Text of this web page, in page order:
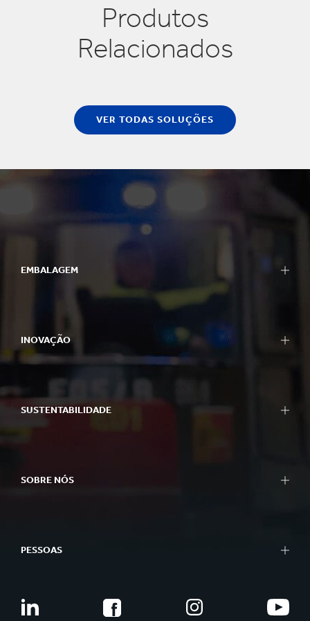
Produtos
Relacionados
VER TODAS SOLUÇÕES
EMBALAGEM
INOVAÇÃO
SUSTENTABILIDADE
SOBRE NÓS
PESSOAS